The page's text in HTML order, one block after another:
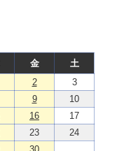
金
土
2
3
9
10
16
17
23
24